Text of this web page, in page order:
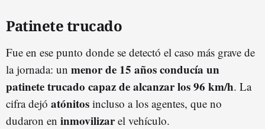
Patinete trucado
Fue en ese punto donde se detectó el caso más grave de
la jornada: un menor de 15 años conducía un
patinete trucado capaz de alcanzar los 96 km/h. La
cifra dejó atónitos incluso a los agentes, que no
dudaron en inmovilizarel vehículo.